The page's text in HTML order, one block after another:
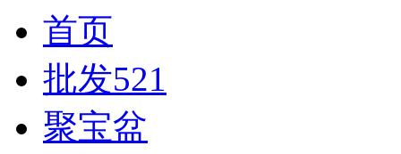
首页
批发521
聚宝盆